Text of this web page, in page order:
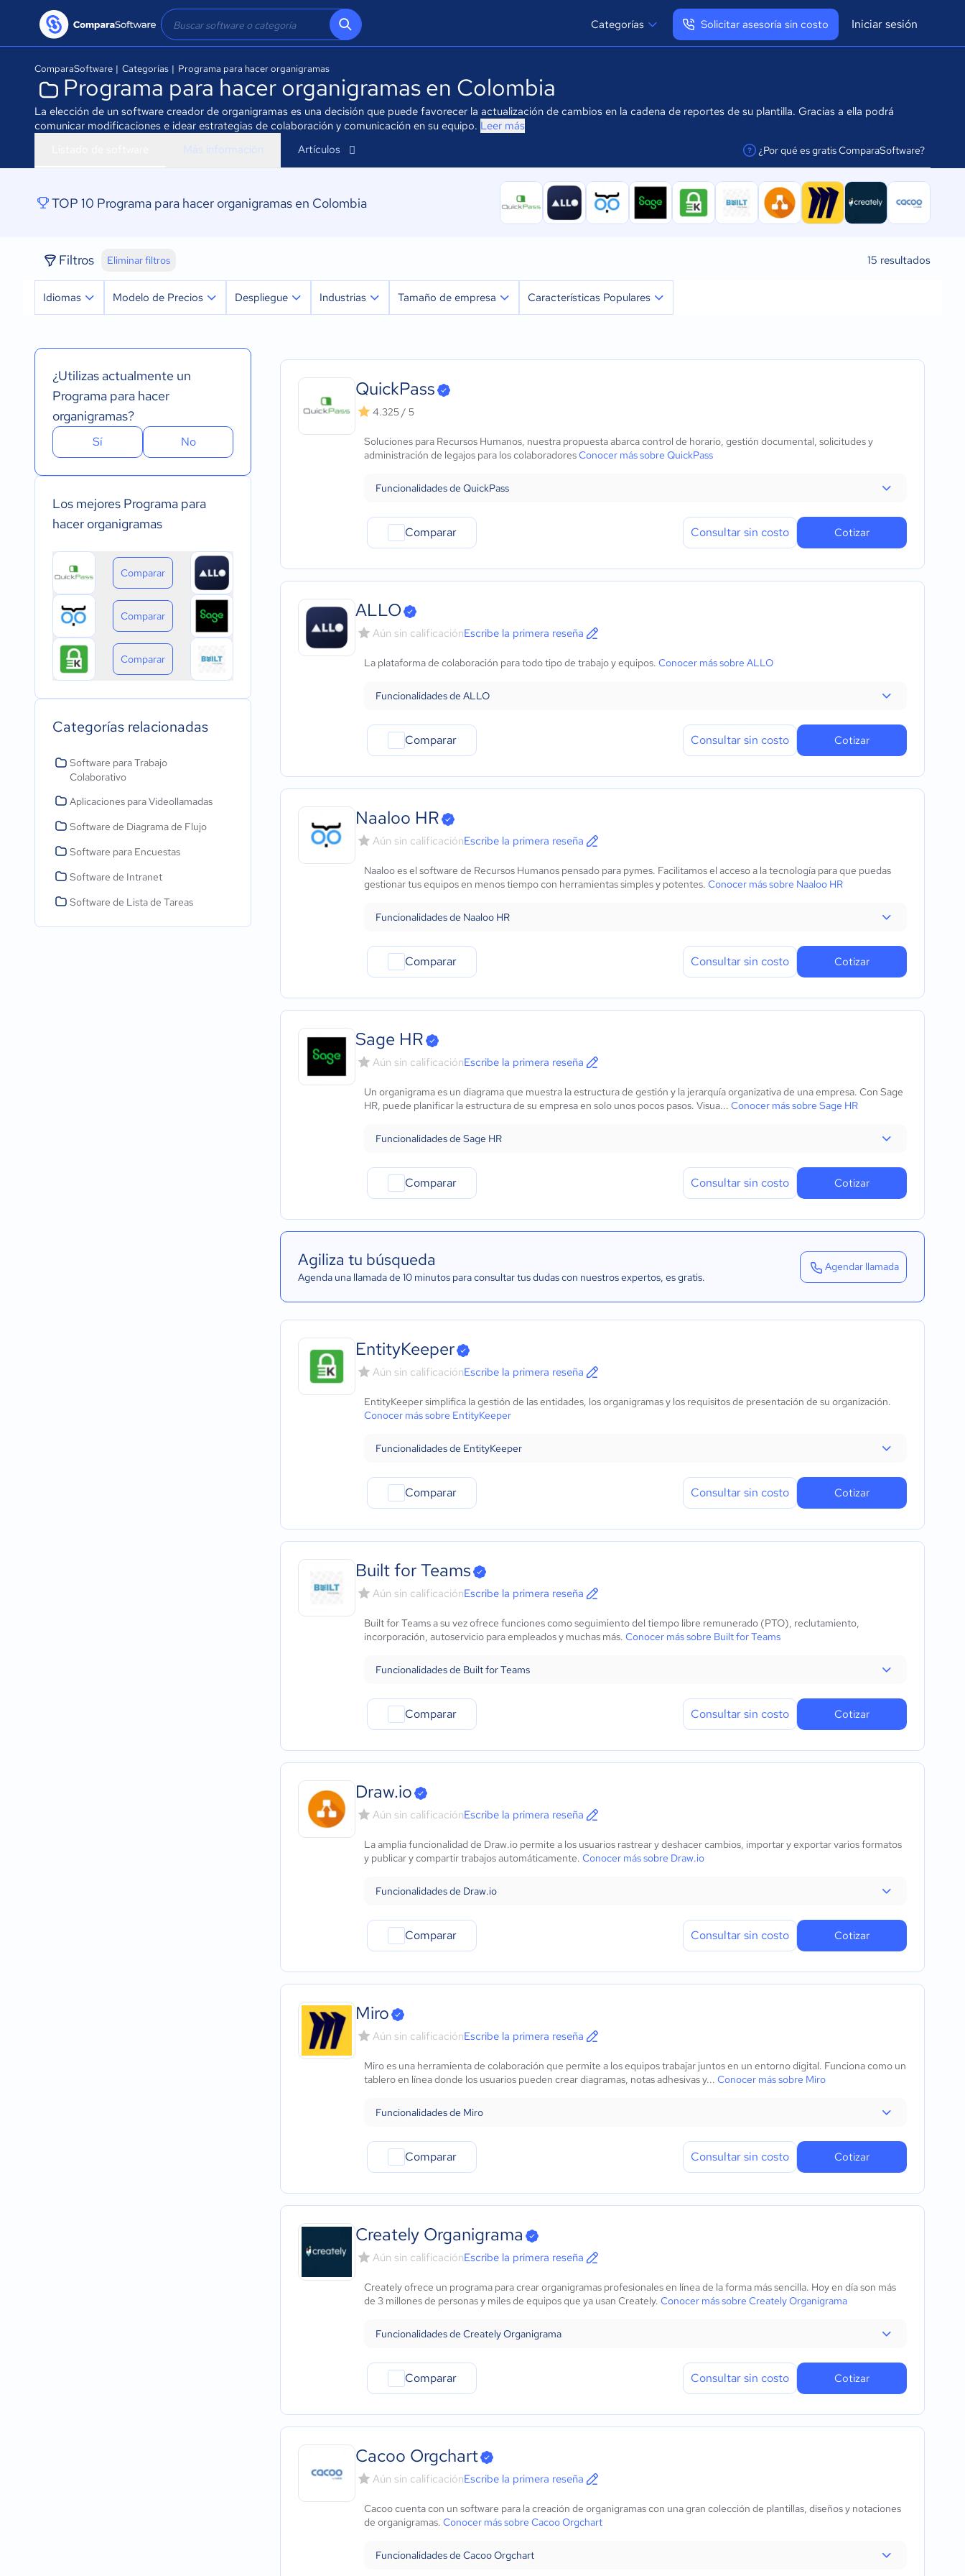
Categorías Solicitar asesoría sin costo Iniciar sesión
Cerrar sesión
ComparaSoftware | Categorías | Programa para hacer organigramas
Programa para hacer organigramas en Colombia
La elección de un software creador de organigramas es una decisión que puede favorecer la actualización de cambios en la cadena de reportes de su plantilla. Gracias a ella podrá
comunicar modificaciones e idear estrategias de colaboración y comunicación en su equipo. Leer más
Más información Artículos ¿Por qué es gratis ComparaSoftware?
facilitar la conexión
TOP 10 Programa para hacer organigramas en Colombia
Filtros Eliminar filtros 15 resultados
Idiomas Modelo de Precios
Pago anual
Pago de única vez
Despliegue
Instalado - Mac
Instalado - Linux
Dispositivo móvil - iOS Nativo
Dispositivo móvil - Android Nativo
Industrias
Educación
Energía
Hotelería / Viajes
Seguros
Farmacéutica
Bienes raíces
Software / TI
Alimentaria
Manufactura
ONG
Gobierno
Transporte y logística
Marketing y Comunicación
Automotriz
Ventas y servicios
Metales y Minería
Recursos Humanos
Aeroespacial y defensa
Turismo
Contabilidad
Moda y textiles
Tamaño de empresa
Mediana: 50 a 249 trabajadores
Características Populares
Control de versiones
¿Utilizas actualmente un
Programa para hacer
organigramas?
Sí No
Los mejores Programa para
hacer organigramas
Comparar
Comparar
Comparar
Categorías relacionadas
Software para Trabajo
Colaborativo
Aplicaciones para Videollamadas
Software de Diagrama de Flujo
Software para Encuestas
Software de Intranet
Software de Lista de Tareas
QuickPass
4.325 / 5
Soluciones para Recursos Humanos, nuestra propuesta abarca control de horario, gestión documental, solicitudes y
administración de legajos para los colaboradoresConocer más sobre QuickPass
Funcionalidades de QuickPass
Comparar Consultar sin costo Cotizar
ALLO
Aún sin calificaciónEscribe la primera reseña
La plataforma de colaboración para todo tipo de trabajo y equipos. Conocer más sobre ALLO
Funcionalidades de ALLO
Comparar Consultar sin costo Cotizar
Naaloo HR
Aún sin calificaciónEscribe la primera reseña
Naaloo es el software de Recursos Humanos pensado para pymes. Facilitamos el acceso a la tecnología para que puedas
gestionar tus equipos en menos tiempo con herramientas simples y potentes. Conocer más sobre Naaloo HR
Funcionalidades de Naaloo HR
Comparar Consultar sin costo Cotizar
Sage HR
Aún sin calificaciónEscribe la primera reseña
Un organigrama es un diagrama que muestra la estructura de gestión y la jerarquía organizativa de una empresa. Con Sage
HR, puede planificar la estructura de su empresa en solo unos pocos pasos. Visua... Conocer más sobre Sage HR
Funcionalidades de Sage HR
Comparar Consultar sin costo Cotizar
Agiliza tu búsqueda
Agenda una llamada de 10 minutos para consultar tus dudas con nuestros expertos, es gratis.
Agendar llamada
EntityKeeper
Aún sin calificaciónEscribe la primera reseña
EntityKeeper simplifica la gestión de las entidades, los organigramas y los requisitos de presentación de su organización.
Conocer más sobre EntityKeeper
Funcionalidades de EntityKeeper
Comparar Consultar sin costo Cotizar
Built for Teams
Aún sin calificaciónEscribe la primera reseña
Built for Teams a su vez ofrece funciones como seguimiento del tiempo libre remunerado (PTO), reclutamiento,
incorporación, autoservicio para empleados y muchas más. Conocer más sobre Built for Teams
Funcionalidades de Built for Teams
Comparar Consultar sin costo Cotizar
Draw.io
Aún sin calificaciónEscribe la primera reseña
La amplia funcionalidad de Draw.io permite a los usuarios rastrear y deshacer cambios, importar y exportar varios formatos
y publicar y compartir trabajos automáticamente. Conocer más sobre Draw.io
Funcionalidades de Draw.io
Comparar Consultar sin costo Cotizar
Miro
Aún sin calificaciónEscribe la primera reseña
Miro es una herramienta de colaboración que permite a los equipos trabajar juntos en un entorno digital. Funciona como un
tablero en línea donde los usuarios pueden crear diagramas, notas adhesivas y... Conocer más sobre Miro
Funcionalidades de Miro
Comparar Consultar sin costo Cotizar
Creately Organigrama
Aún sin calificaciónEscribe la primera reseña
Creately ofrece un programa para crear organigramas profesionales en línea de la forma más sencilla. Hoy en día son más
de 3 millones de personas y miles de equipos que ya usan Creately. Conocer más sobre Creately Organigrama
Funcionalidades de Creately Organigrama
Comparar Consultar sin costo Cotizar
Cacoo Orgchart
Aún sin calificaciónEscribe la primera reseña
Cacoo cuenta con un software para la creación de organigramas con una gran colección de plantillas, diseños y notaciones
de organigramas. Conocer más sobre Cacoo Orgchart
Funcionalidades de Cacoo Orgchart